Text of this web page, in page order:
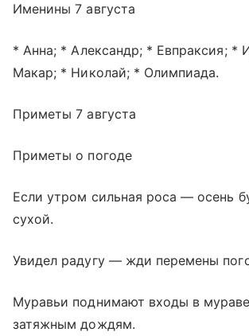
Именины 7 августа
* Анна; * Александр; * Евпраксия; *
Макар; * Николай; * Олимпиада.
Приметы 7 августа
Приметы о погоде
Если утром сильная роса — осень
сухой.
Увидел радугу — жди перемены
Муравьи поднимают входы в
затяжным дождям.